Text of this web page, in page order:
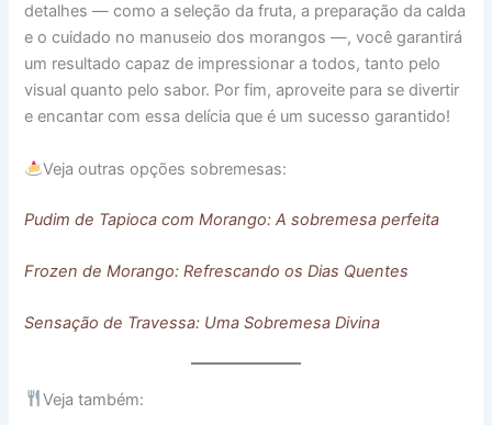
detalhes — como a seleção da fruta, a preparação da calda
e o cuidado no manuseio dos morangos —, você garantirá
um resultado capaz de impressionar a todos, tanto pelo
visual quanto pelo sabor. Por fim, aproveite para se divertir
e encantar com essa delícia que é um sucesso garantido!
Veja outras opções sobremesas:
Pudim de Tapioca com Morango: A sobremesa perfeita
Frozen de Morango: Refrescando os Dias Quentes
Sensação de Travessa: Uma Sobremesa Divina
Veja também: